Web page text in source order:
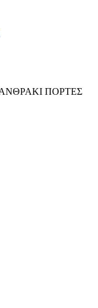
ΠΟΡΤΕΣ